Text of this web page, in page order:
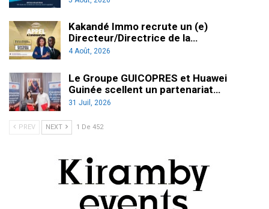
Kakandé Immo recrute un (e)
Directeur/Directrice de la…
4 Août, 2026
Le Groupe GUICOPRES et Huawei
Guinée scellent un partenariat…
31 Juil, 2026
PREV NEXT 1 De 452